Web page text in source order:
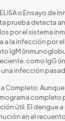
o Ensayo de
prueba detecta
por el sistema
a la infección por
IgM
como IgG
infección
Completo:
completo
útil. El dengue a
en el